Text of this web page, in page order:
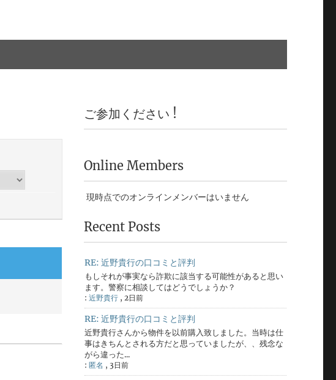
ご参加ください !
Online Members
現時点でのオンラインメンバーはいません
Recent Posts
RE: 近野貴行の口コミと評判
もしそれが事実なら詐欺に該当する可能性があると思い
ます。警察に相談してはどうでしょうか？
:近野貴行 ,2日前
RE: 近野貴行の口コミと評判
近野貴行さんから物件を以前購入致しました。当時は仕
事はきちんとされる方だと思っていましたが、、残念な
がら違った...
:匿名 , 3日前